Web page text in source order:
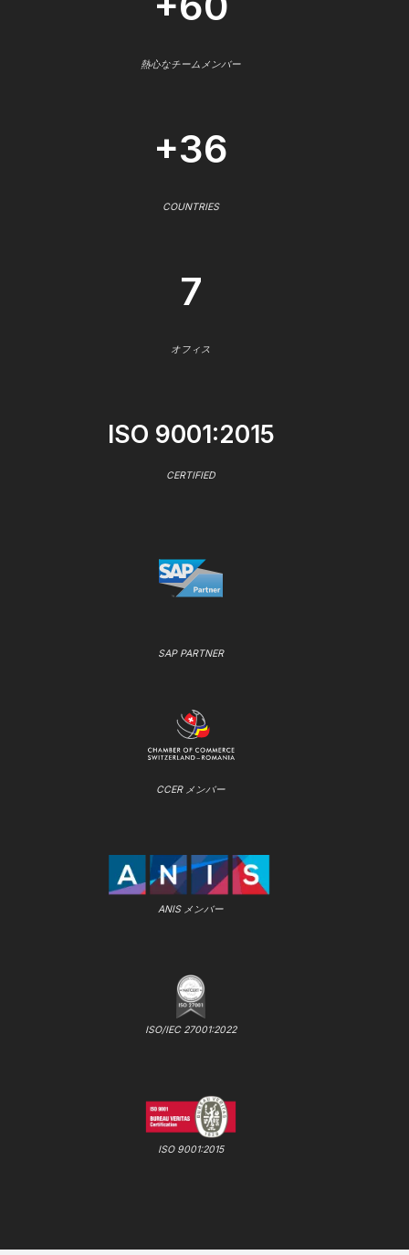
熱心なチームメンバー
+36
COUNTRIES
7
オフィス
ISO 9001:2015
CERTIFIED
SAP PARTNER
CCER メンバー
ANIS メンバー
ISO/IEC 27001:2022
ISO 9001:2015